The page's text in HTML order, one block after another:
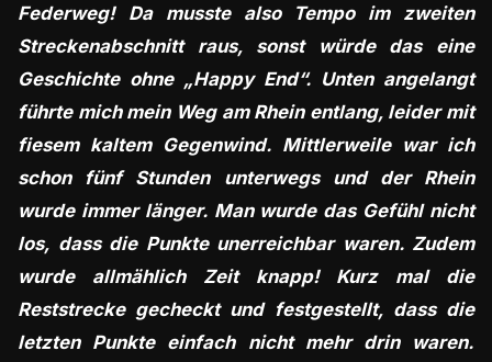
Federweg! Da musste also Tempo im zweiten
Streckenabschnitt raus, sonst würde das eine
Geschichte ohne „Happy End“. Unten angelangt
führte mich mein Weg am Rhein entlang, leider mit
fiesem kaltem Gegenwind. Mittlerweile war ich
schon fünf Stunden unterwegs und der Rhein
wurde immer länger. Man wurde das Gefühl nicht
los, dass die Punkte unerreichbar waren. Zudem
wurde allmählich Zeit knapp! Kurz mal die
Reststrecke gecheckt und festgestellt, dass die
letzten Punkte einfach nicht mehr drin waren.